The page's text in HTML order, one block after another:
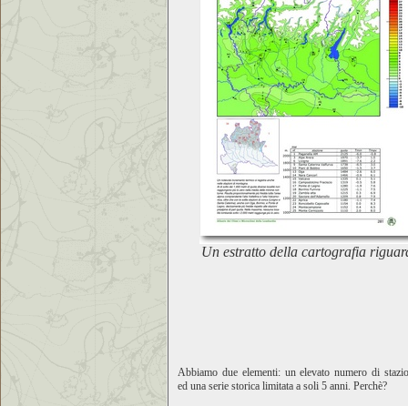
Un estratto della cartografia
Abbiamo due elementi: un elevato numero di
ed una serie storica limitata a soli 5 anni. Perchè?